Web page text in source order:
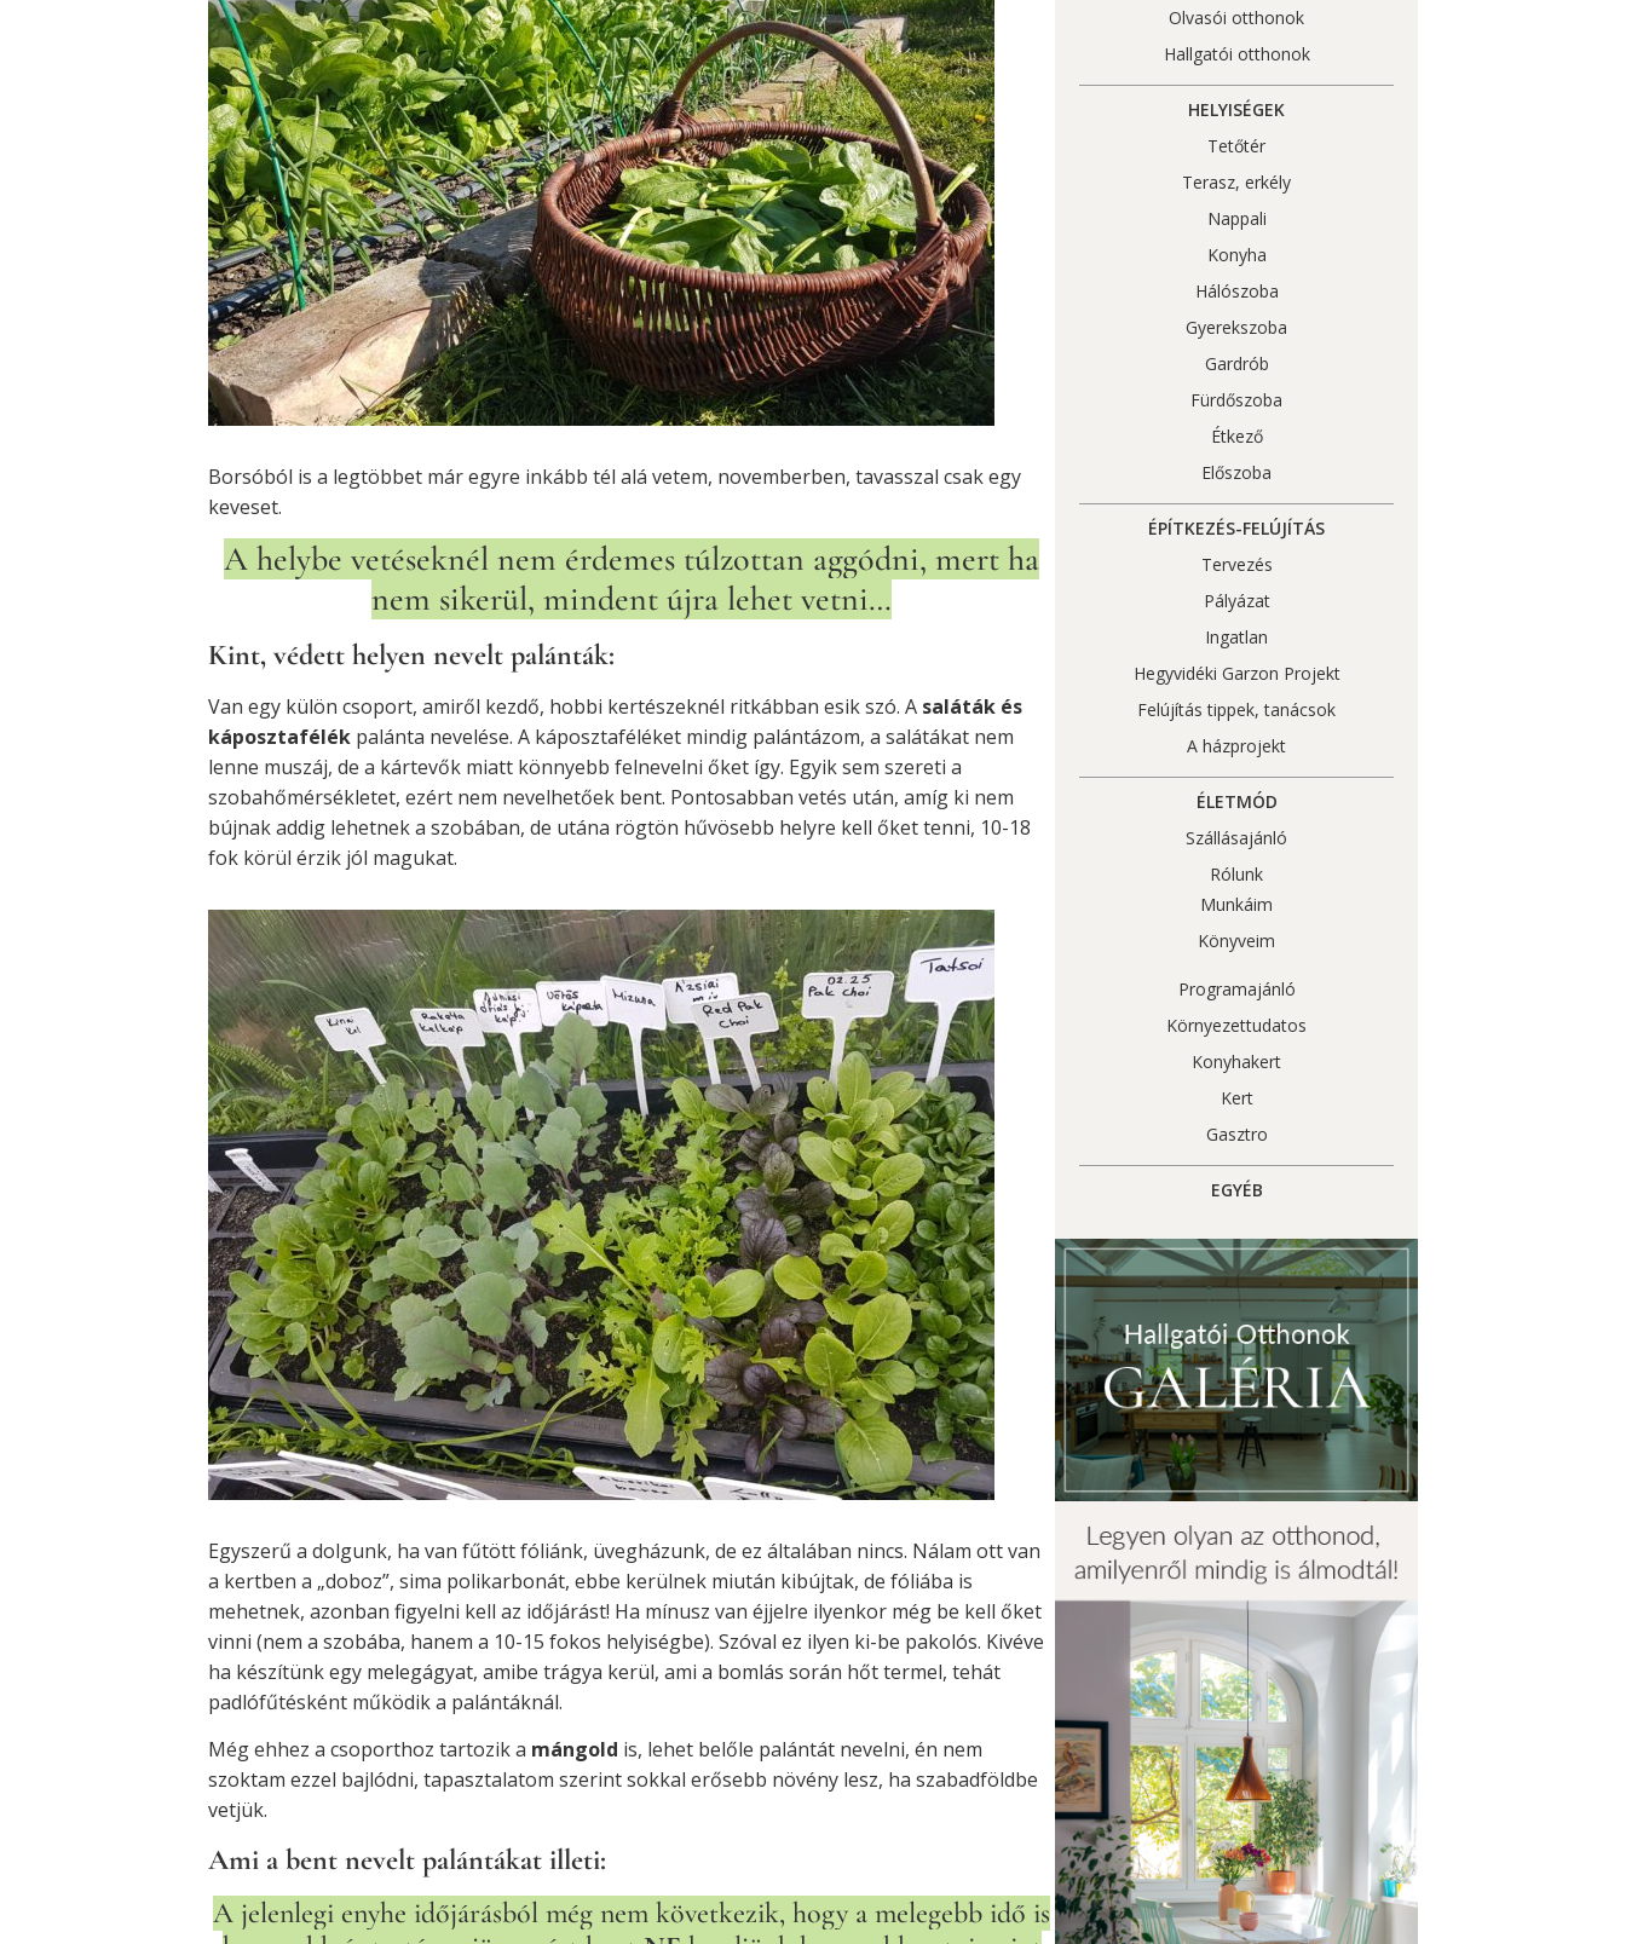
Borsóból is a legtöbbet már egyre inkább tél alá vetem, novemberben, tavasszal csak egy
keveset.
A helybe vetéseknél nem érdemes túlzottan aggódni, mert ha
nem sikerül, mindent újra lehet vetni…
Kint, védett helyen nevelt palánták:
Van egy külön csoport, amiről kezdő, hobbi kertészeknél ritkábban esik szó. A saláták és
káposztafélék palánta nevelése. A káposztaféléket mindig palántázom, a salátákat nem
lenne muszáj, de a kártevők miatt könnyebb felnevelni őket így. Egyik sem szereti a
szobahőmérsékletet, ezért nem nevelhetőek bent. Pontosabban vetés után, amíg ki nem
bújnak addig lehetnek a szobában, de utána rögtön hűvösebb helyre kell őket tenni, 10-18
fok körül érzik jól magukat.
Egyszerű a dolgunk, ha van fűtött fóliánk, üvegházunk, de ez általában nincs. Nálam ott van
a kertben a „doboz”, sima polikarbonát, ebbe kerülnek miután kibújtak, de fóliába is
mehetnek, azonban figyelni kell az időjárást! Ha mínusz van éjjelre ilyenkor még be kell őket
vinni (nem a szobába, hanem a 10-15 fokos helyiségbe). Szóval ez ilyen ki-be pakolós. Kivéve
ha készítünk egy melegágyat, amibe trágya kerül, ami a bomlás során hőt termel, tehát
padlófűtésként működik a palántáknál.
Még ehhez a csoporthoz tartozik a mángold is, lehet belőle palántát nevelni, én nem
szoktam ezzel bajlódni, tapasztalatom szerint sokkal erősebb növény lesz, ha szabadföldbe
vetjük.
Ami a bent nevelt palántákat illeti:
A jelenlegi enyhe időjárásból még nem következik, hogy a melegebb idő is
Olvasói otthonok
Hallgatói otthonok
HELYISÉGEK
Tetőtér
Terasz, erkély
Nappali
Konyha
Hálószoba
Gyerekszoba
Gardrób
Fürdőszoba
Étkező
Előszoba
ÉPÍTKEZÉS-FELÚJÍTÁS
Tervezés
Pályázat
Ingatlan
Hegyvidéki Garzon Projekt
Felújítás tippek, tanácsok
A házprojekt
ÉLETMÓD
Szállásajánló
Rólunk
Munkáim
Könyveim
Programajánló
Környezettudatos
Konyhakert
Kert
Gasztro
EGYÉB